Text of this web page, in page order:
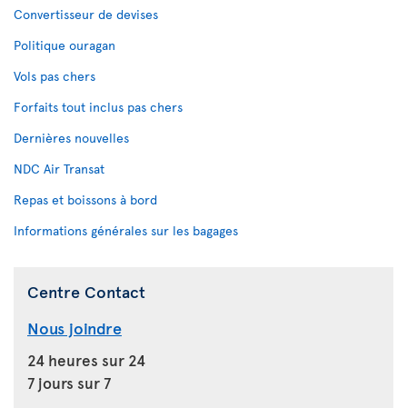
Convertisseur de devises
Politique ouragan
Vols pas chers
Forfaits tout inclus pas chers
Dernières nouvelles
NDC Air Transat
Repas et boissons à bord
Informations générales sur les bagages
Centre Contact
Nous joindre
24 heures sur 24
7 jours sur 7